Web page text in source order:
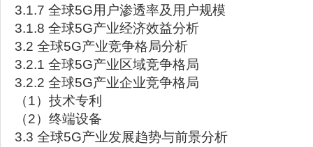
3.1.7 全球5G用户渗透率及用户规模
3.1.8 全球5G产业经济效益分析
3.2 全球5G产业竞争格局分析
3.2.1 全球5G产业区域竞争格局
3.2.2 全球5G产业企业竞争格局
（1）技术专利
（2）终端设备
3.3 全球5G产业发展趋势与前景分析